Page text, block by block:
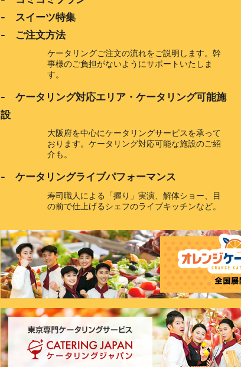
- スイーツ特集
- ご注文方法
ケータリングご注文の流れをご説明します。幹
事様のご負担がないようにサポートいたしま
す。
- ケータリング対応エリア・ケータリング可能施
設
大阪府を中心にケータリングサービスを承って
おります。ケータリング対応可能な施設のご紹
介も。
- ケータリングライブパフォーマンス
寿司職人による「握り」実演、解体ショー、目
の前で仕上げるシェフのライブキッチンなど。